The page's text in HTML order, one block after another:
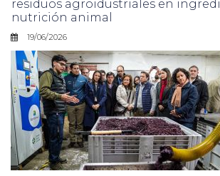
residuos agroidustriales en
nutrición animal
19/06/2026